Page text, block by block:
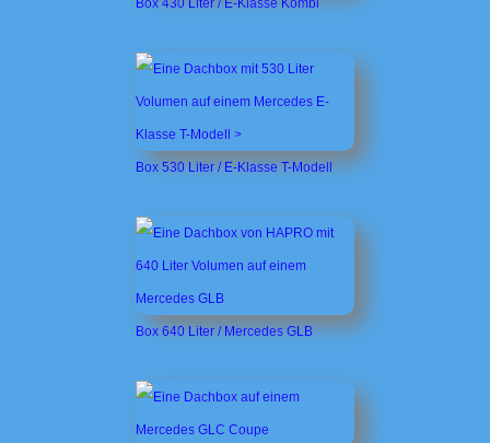
Box 430 Liter / E-Klasse Kombi
Box 530 Liter / E-Klasse T-Modell
Box 640 Liter / Mercedes GLB